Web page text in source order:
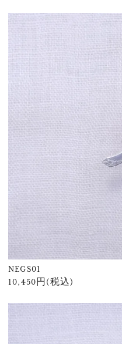
NEGS01
10,450円(税込)